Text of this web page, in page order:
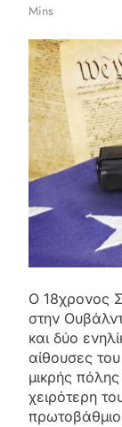
Mins
Ο 18χρονος
στην
και δύο
αίθουσες
μικρής
χειρότερη